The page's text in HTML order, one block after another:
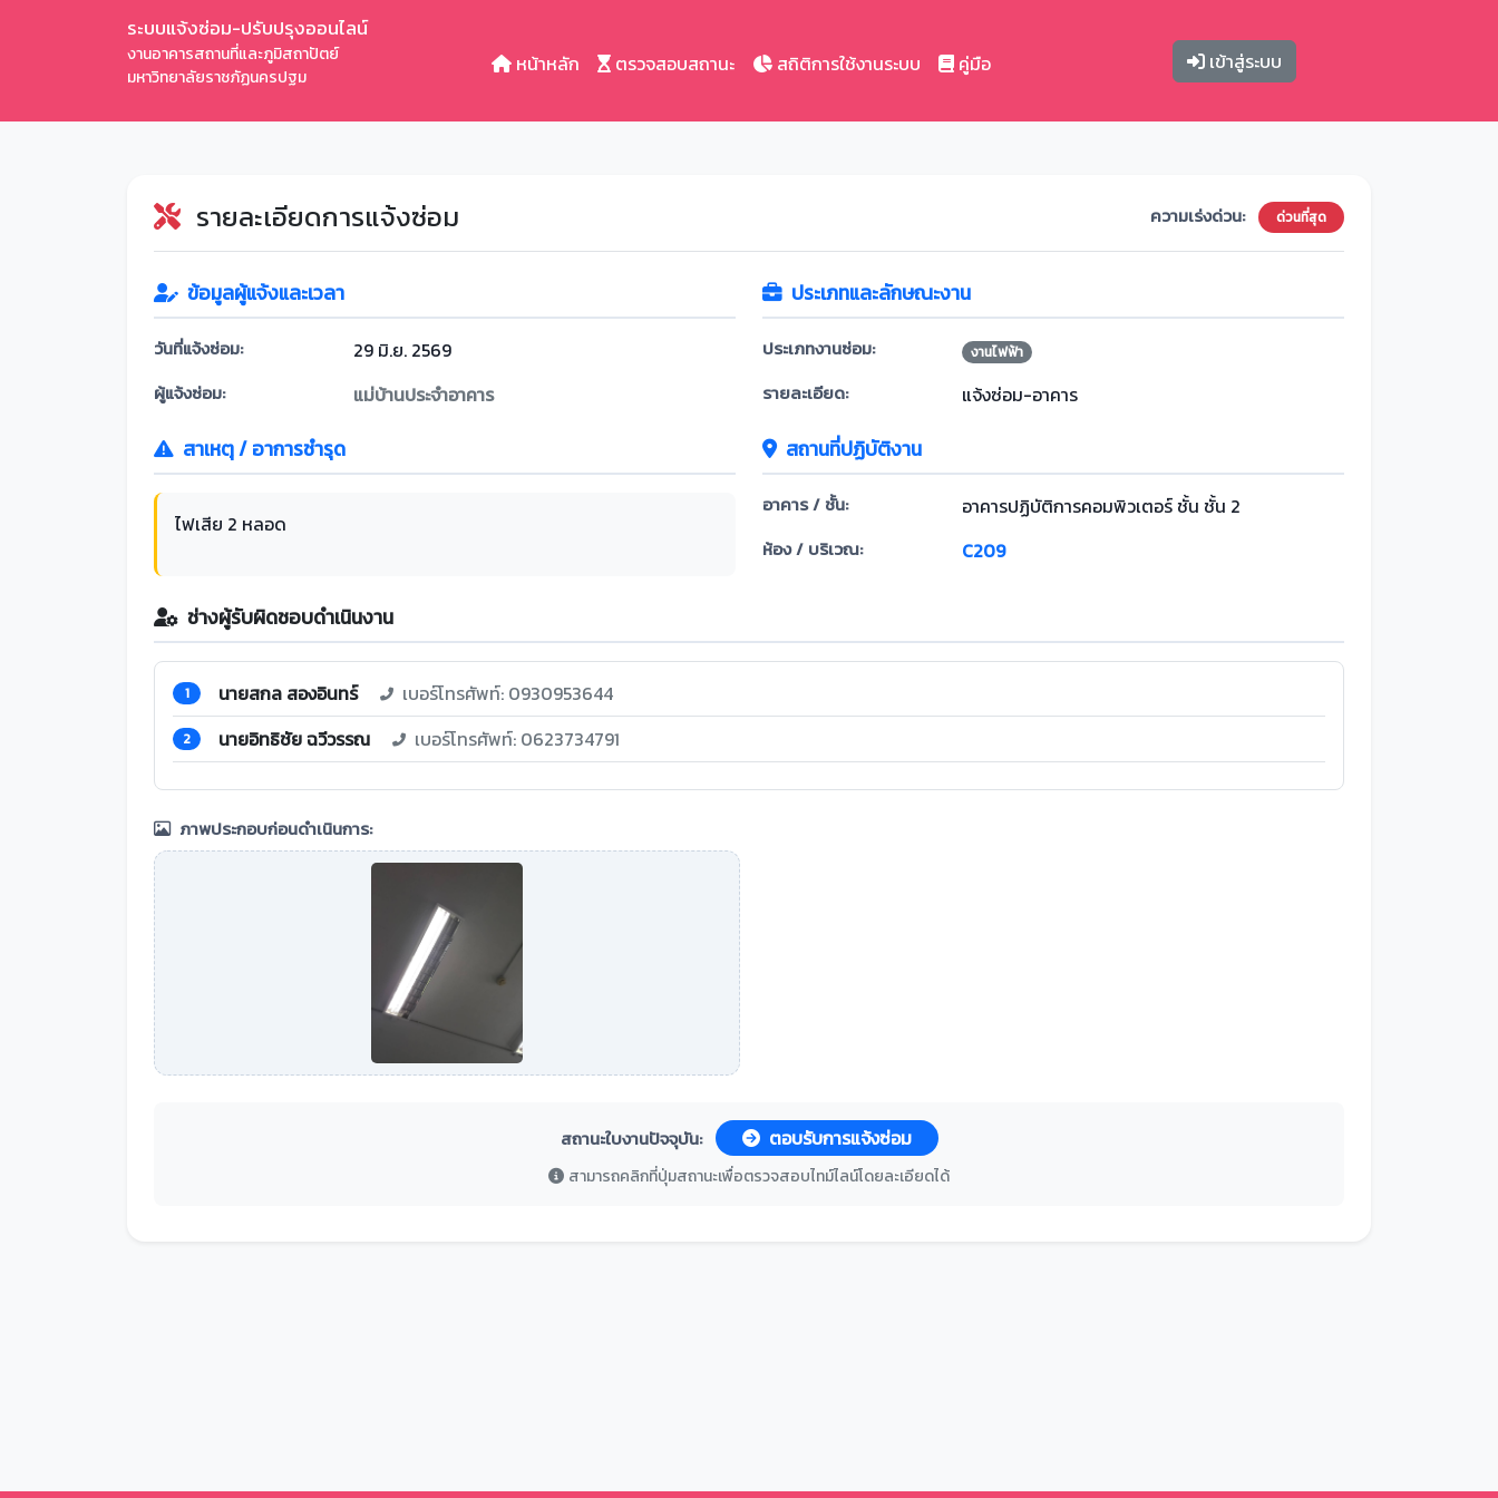
ระบบแจ้งซ่อม-ปรับปรุงออนไลน์
งานอาคารสถานที่และภูมิสถาปัตย์
มหาวิทยาลัยราชภัฏนครปฐม
หน้าหลัก ตรวจสอบสถานะ สถิติการใช้งานระบบ คู่มือ เข้าสู่ระบบ
รายละเอียดการแจ้งซ่อม ความเร่งด่วน: ด่วนที่สุด
ข้อมูลผู้แจ้งและเวลา
วันที่แจ้งซ่อม: 29 มิ.ย. 2569
ผู้แจ้งซ่อม: แม่บ้านประจำอาคาร
ประเภทและลักษณะงาน
ประเภทงานซ่อม: งานไฟฟ้า
รายละเอียด: แจ้งซ่อม-อาคาร
สาเหตุ / อาการชำรุด
ไฟเสีย 2 หลอด
สถานที่ปฏิบัติงาน
อาคาร / ชั้น: อาคารปฏิบัติการคอมพิวเตอร์ ชั้น ชั้น 2
ห้อง / บริเวณ: C209
ช่างผู้รับผิดชอบดำเนินงาน
1 นายสกล สองอินทร์ เบอร์โทรศัพท์: 0930953644
2 นายอิทธิชัย ฉวีวรรณ เบอร์โทรศัพท์: 0623734791
ภาพประกอบก่อนดำเนินการ:
สถานะใบงานปัจจุบัน: ตอบรับการแจ้งซ่อม
สามารถคลิกที่ปุ่มสถานะเพื่อตรวจสอบไทม์ไลน์โดยละเอียดได้